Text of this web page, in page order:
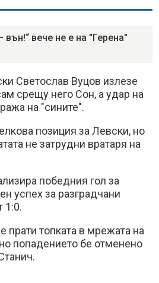
вече не е на "Герена"
Светослав Вуцов излезе
срещу него Сон, а удар на
на "сините".
позиция за Левски, но
не затрудни вратаря на
победния гол за
успех за разградчани
1:0.
прати топката в мрежата на
попадението бе отменено